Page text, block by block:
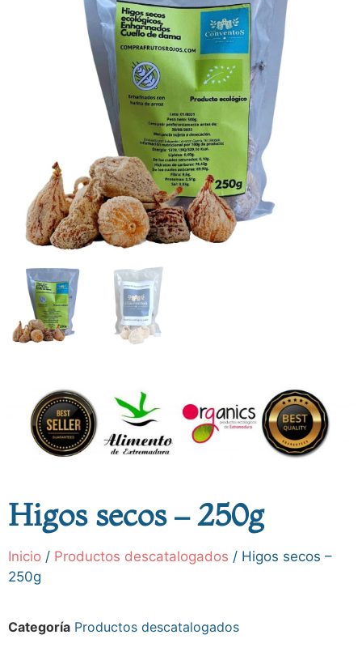
Higos secos – 250g
Inicio / Productos descatalogados / Higos secos –
250g
Categoría Productos descatalogados